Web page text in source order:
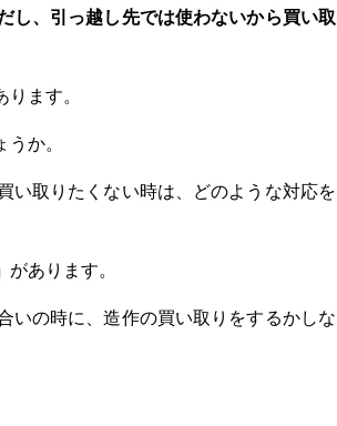
し、引っ越し先では使わないから買い取
ます。
か。
い取りたくない時は、どのような対応を
があります。
いの時に、造作の買い取りをするかしな